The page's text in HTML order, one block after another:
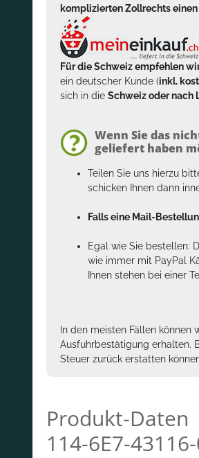
komplizierten Zollrechts
Für die Schweiz empfehlen
ein deutscher Kunde (inkl.
sich in die Schweiz oder nach
Wenn Sie das
geliefert haben
Teilen Sie uns hierzu
schicken Ihnen dann
Falls eine Mail-
Egal wie Sie bestellen:
wie immer mit PayPal
Ihnen stehen bei einer
In den meisten Fällen können
Ausfuhrbestätigung erhalten.
Steuer zurück erstatten
Produkt-Daten
114-6E7-